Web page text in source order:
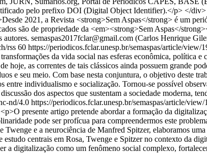
pelo prefixo DOI (Digital Object Identifier).</p> </
2021, a Revista <strong>Sem Aspas</strong> é um
são de propriedade da <em><strong>Sem Aspas</
autores. semaspas2017fclar@gmail.com (Carlos Henrique
rss 60 https://periodicos.fclar.unesp.br/semaspas/article/view/
da vida social nas esferas econômica, política
as correntes de tais clássicos ainda possuem grande
e seu meio. Com base nesta conjuntura, o objetivo deste
individualismo e socialização. Tornou-se possível
dos aspectos que sustentam a sociedade moderna,
nd/4.0 https://periodicos.fclar.unesp.br/semaspas/article/view/
<p>O presente artigo pretende abordar a formação da
pode ser profícua para compreendermos este
e a neurociência de Manfred Spitzer, elaboramos
centrais em Rosa, Twenge e Spitzer no contexto da
a digitalização como um fenômeno social complexo,